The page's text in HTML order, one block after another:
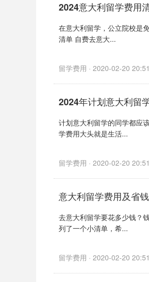
2024意大利留学费用
在意大利留学，公立院校是
清单 自费去意大...
留学费用 · 2020-02-20 20:51
2024年计划意大利留
计划意大利留学的同学都应
学费用大头就是生活...
留学费用 · 2020-02-20 20:51
意大利留学费用及省
去意大利留学要花多少钱？
列了一个小清单，希...
留学费用 · 2020-02-20 20:51